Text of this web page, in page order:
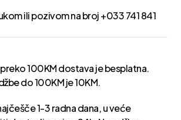
ili pozivom na broj +033 741 841
100KM dostava je besplatna.
do 100KM je 10KM.
1-3 radna dana, u veće